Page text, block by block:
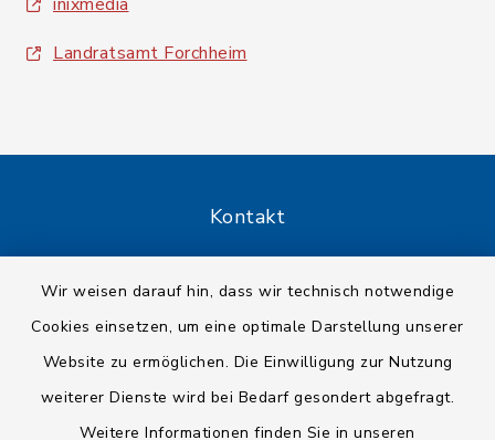
Wir weisen darauf hin, dass wir technisch notwendige
Cookies einsetzen, um eine optimale Darstellung unserer
Website zu ermöglichen. Die Einwilligung zur Nutzung
weiterer Dienste wird bei Bedarf gesondert abgefragt.
Weitere Informationen finden Sie in unseren
Landratsamt Forchheim
Kontakt
Datenschutz
Impressum